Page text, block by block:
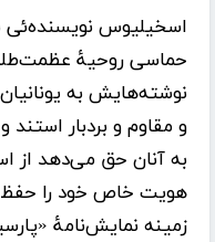
اسخیلیوس نویسنده‌ئی
حماسی روحیۀ عظمت‌طلبی
نوشته‌هایش به
و مقاوم و بردبار استند و
به آنان حق می‌دهد از
هویت خاص خود را حفظ
زمینه نمایش‌نامۀ